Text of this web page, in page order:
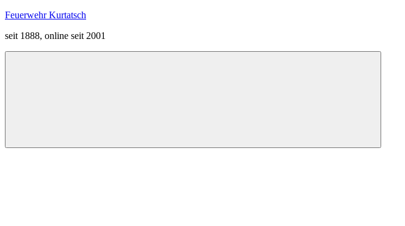
Zum
springen
Feuerwehr Kurtatsch
seit 1888, online seit 2001
Menü